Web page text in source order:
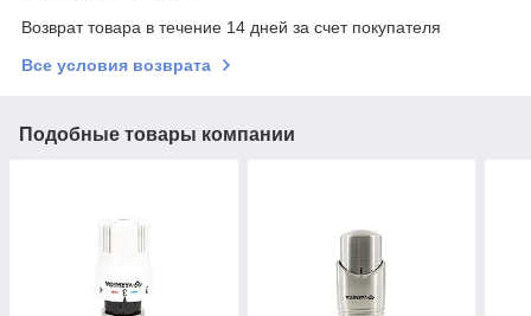
Возврат товара в течение 14 дней за счет покупателя
Все условия возврата
Подобные товары компании